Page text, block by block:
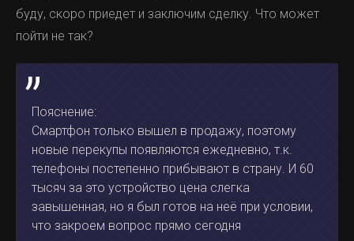
буду, скоро приедет и заключим сделку. Что может
пойти не так?
Пояснение:
Смартфон только вышел в продажу, поэтому
новые перекупы появляются ежедневно, т.к.
телефоны постепенно прибывают в страну. И 60
тысяч за это устройство цена слегка
завышенная, но я был готов на неё при условии,
что закроем вопрос прямо сегодня